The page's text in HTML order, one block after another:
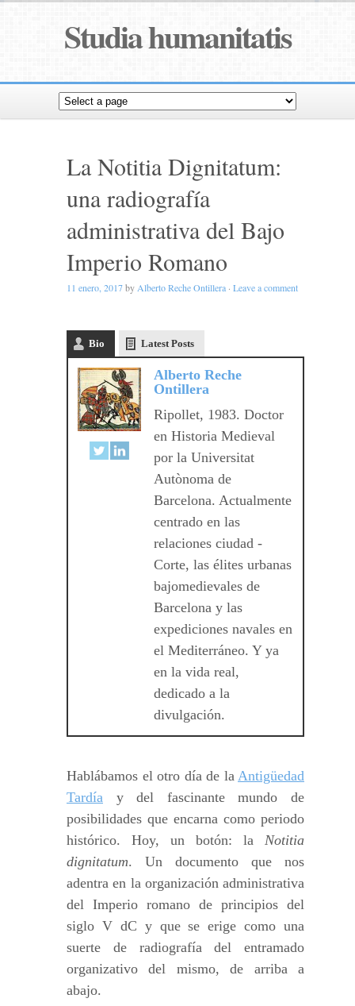
Studia humanitatis
La Notitia Dignitatum:
una radiografía
administrativa del Bajo
Imperio Romano
11 enero, 2017by Alberto Reche Ontillera · Leave a comment
Bio Latest Posts
Alberto Reche
Ontillera
Ripollet, 1983. Doctor
en Historia Medieval
por la Universitat
Autònoma de
Barcelona. Actualmente
centrado en las
relaciones ciudad -
Corte, las élites urbanas
bajomedievales de
Barcelona y las
expediciones navales en
el Mediterráneo. Y ya
en la vida real,
dedicado a la
divulgación.
Hablábamos el otro día de la Antigüedad
Tardía y del fascinante mundo de
posibilidades que encarna como periodo
histórico. Hoy, un botón: la Notitia
dignitatum. Un documento que nos
adentra en la organización administrativa
del Imperio romano de principios del
siglo V dC y que se erige como una
suerte de radiografía del entramado
organizativo del mismo, de arriba a
abajo.